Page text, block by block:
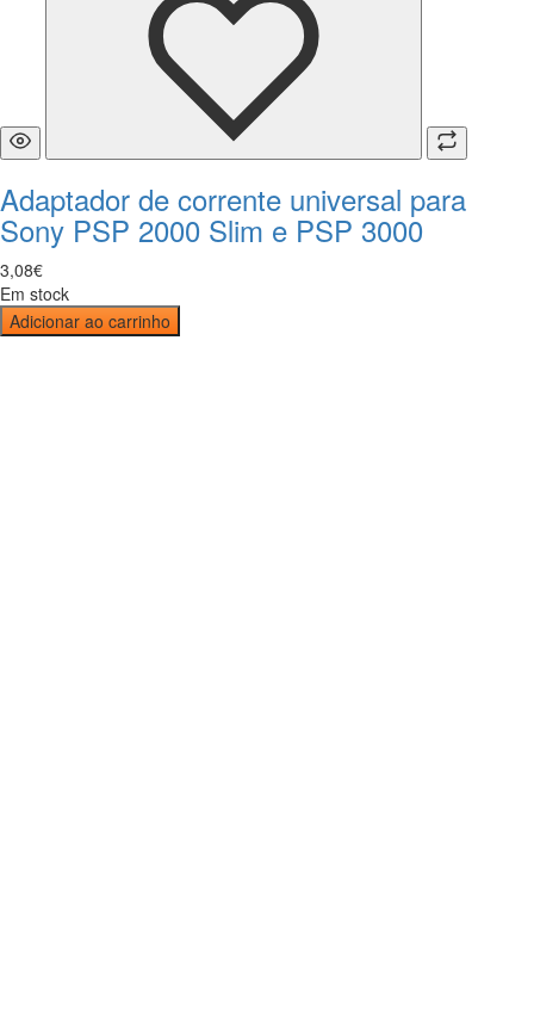
Adaptador de corrente universal para
Sony PSP 2000 Slim e PSP 3000
3,08€
Em stock
Adicionar ao carrinho